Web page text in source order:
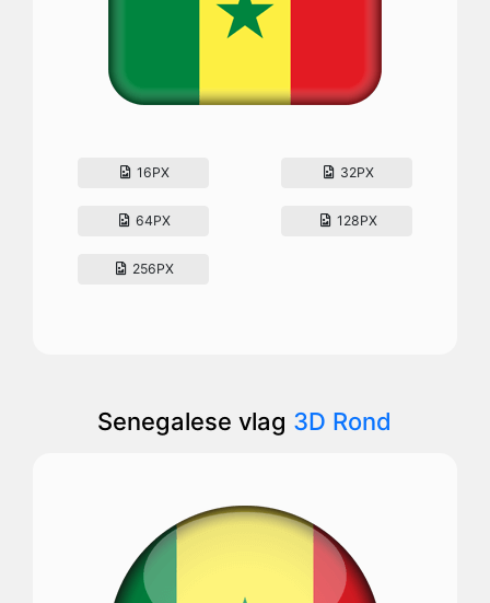
16PX 32PX
64PX 128PX
256PX
Senegalese vlag 3D Rond